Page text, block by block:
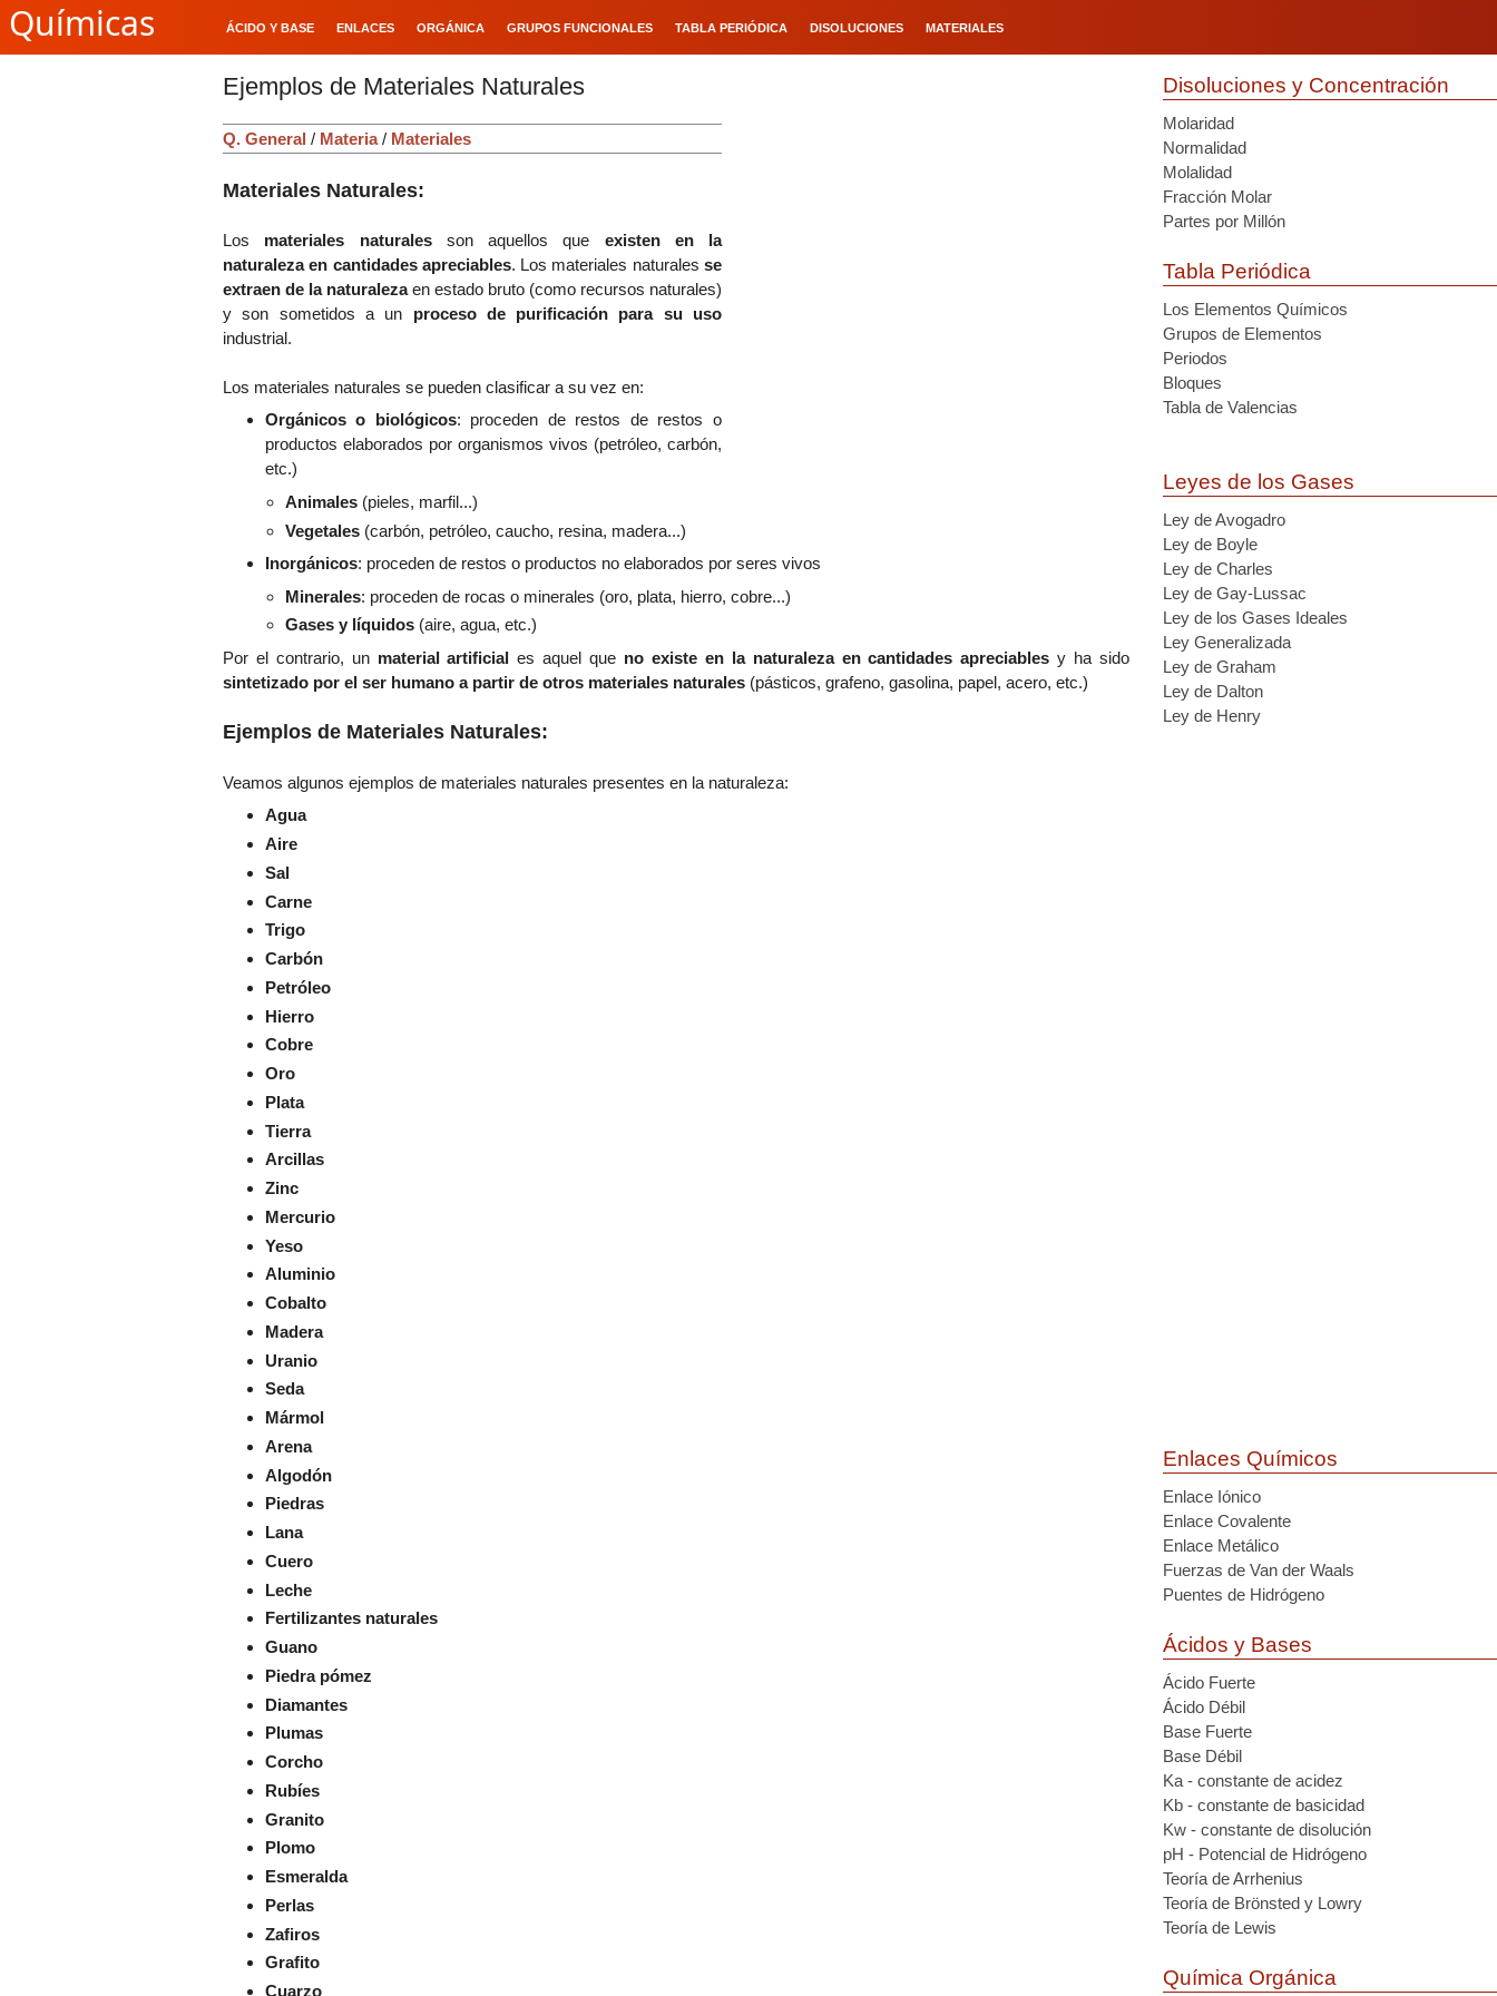
Químicas ÁCIDO Y BASE ENLACES ORGÁNICA GRUPOS FUNCIONALES TABLA PERIÓDICA DISOLUCIONES MATERIALES
Ejemplos de Materiales Naturales
Q. General / Materia/ Materiales
Materiales Naturales:
Los materiales naturales son aquellos que existen en la
naturaleza en cantidades apreciables. Los materiales naturalesse
extraen de la naturalezaen estado bruto (como recursos naturales)
y son sometidos a un proceso de purificación para su uso
industrial.
Los materiales naturales se pueden clasificar a su vez en:
Orgánicos o biológicos: proceden de restos de restos o
productos elaborados por organismos vivos (petróleo, carbón,
etc.)
Animales (pieles, marfil...)
Vegetales (carbón, petróleo, caucho, resina, madera...)
Inorgánicos: proceden de restos o productos no elaborados por seres vivos
Minerales: proceden de rocas o minerales (oro, plata, hierro, cobre...)
Gases y líquidos (aire, agua, etc.)
Por el contrario, un material artificial es aquel que no existe en la naturaleza en cantidades apreciables y ha sido
sintetizado por el ser humano a partir de otros materiales naturales (pásticos, grafeno, gasolina, papel, acero, etc.)
Ejemplos de Materiales Naturales:
Veamos algunos ejemplos de materiales naturales presentes en la naturaleza:
Agua
Aire
Sal
Carne
Trigo
Carbón
Petróleo
Hierro
Cobre
Oro
Plata
Tierra
Arcillas
Zinc
Mercurio
Yeso
Aluminio
Cobalto
Madera
Uranio
Seda
Mármol
Arena
Algodón
Piedras
Lana
Cuero
Leche
Fertilizantes naturales
Guano
Piedra pómez
Diamantes
Plumas
Corcho
Rubíes
Granito
Plomo
Esmeralda
Perlas
Zafiros
Grafito
Cuarzo
Disoluciones y Concentración
Molaridad
Normalidad
Molalidad
Fracción Molar
Partes por Millón
Tabla Periódica
Los Elementos Químicos
Grupos de Elementos
Periodos
Bloques
Tabla de Valencias
Leyes de los Gases
Ley de Avogadro
Ley de Boyle
Ley de Charles
Ley de Gay-Lussac
Ley de los Gases Ideales
Ley Generalizada
Ley de Graham
Ley de Dalton
Ley de Henry
Enlaces Químicos
Enlace Iónico
Enlace Covalente
Enlace Metálico
Fuerzas de Van der Waals
Puentes de Hidrógeno
Ácidos y Bases
Ácido Fuerte
Ácido Débil
Base Fuerte
Base Débil
Ka - constante de acidez
Kb - constante de basicidad
Kw - constante de disolución
pH - Potencial de Hidrógeno
Teoría de Arrhenius
Teoría de Brönsted y Lowry
Teoría de Lewis
Química Orgánica